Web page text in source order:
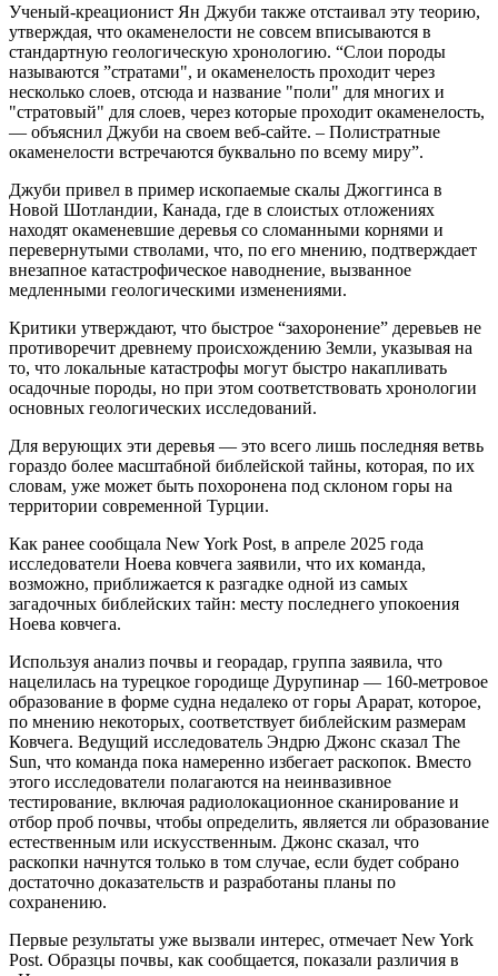
Ученый-креационист Ян Джуби также отстаивал эту теорию,
утверждая, что окаменелости не совсем вписываются в
стандартную геологическую хронологию. “Слои породы
называются ”стратами", и окаменелость проходит через
несколько слоев, отсюда и название "поли" для многих и
"стратовый" для слоев, через которые проходит окаменелость,
— объяснил Джуби на своем веб-сайте. – Полистратные
окаменелости встречаются буквально по всему миру”.
Джуби привел в пример ископаемые скалы Джоггинса в
Новой Шотландии, Канада, где в слоистых отложениях
находят окаменевшие деревья со сломанными корнями и
перевернутыми стволами, что, по его мнению, подтверждает
внезапное катастрофическое наводнение, вызванное
медленными геологическими изменениями.
Критики утверждают, что быстрое “захоронение” деревьев не
противоречит древнему происхождению Земли, указывая на
то, что локальные катастрофы могут быстро накапливать
осадочные породы, но при этом соответствовать хронологии
основных геологических исследований.
Для верующих эти деревья — это всего лишь последняя ветвь
гораздо более масштабной библейской тайны, которая, по их
словам, уже может быть похоронена под склоном горы на
территории современной Турции.
Как ранее сообщала New York Post, в апреле 2025 года
исследователи Ноева ковчега заявили, что их команда,
возможно, приближается к разгадке одной из самых
загадочных библейских тайн: месту последнего упокоения
Ноева ковчега.
Используя анализ почвы и георадар, группа заявила, что
нацелилась на турецкое городище Дурупинар — 160-метровое
образование в форме судна недалеко от горы Арарат, которое,
по мнению некоторых, соответствует библейским размерам
Ковчега. Ведущий исследователь Эндрю Джонс сказал The
Sun, что команда пока намеренно избегает раскопок. Вместо
этого исследователи полагаются на неинвазивное
тестирование, включая радиолокационное сканирование и
отбор проб почвы, чтобы определить, является ли образование
естественным или искусственным. Джонс сказал, что
раскопки начнутся только в том случае, если будет собрано
достаточно доказательств и разработаны планы по
сохранению.
Первые результаты уже вызвали интерес, отмечает New York
Post. Образцы почвы, как сообщается, показали различия в